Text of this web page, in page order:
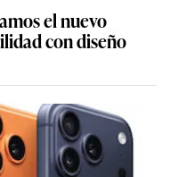
el nuevo
con diseño